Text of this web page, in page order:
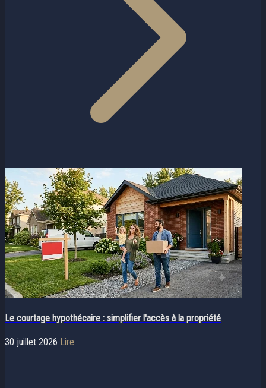
Le courtage hypothécaire : simplifier l'accès à la propriété
30 juillet 2026 Lire